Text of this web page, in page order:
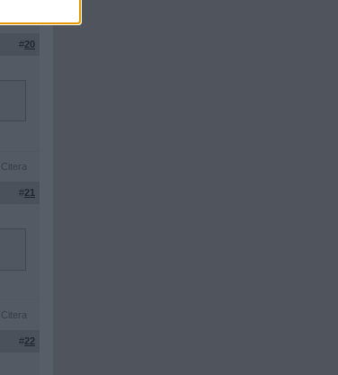
#20
Citera
#21
Citera
#22